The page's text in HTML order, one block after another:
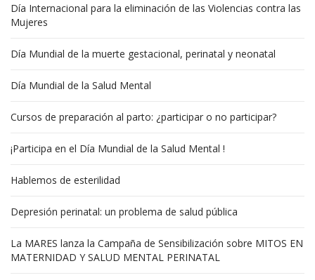
Día Internacional para la eliminación de las Violencias contra las
Mujeres
Día Mundial de la muerte gestacional, perinatal y neonatal
Día Mundial de la Salud Mental
Cursos de preparación al parto: ¿participar o no participar?
¡Participa en el Día Mundial de la Salud Mental !
Hablemos de esterilidad
Depresión perinatal: un problema de salud pública
La MARES lanza la Campaña de Sensibilización sobre MITOS EN
MATERNIDAD Y SALUD MENTAL PERINATAL